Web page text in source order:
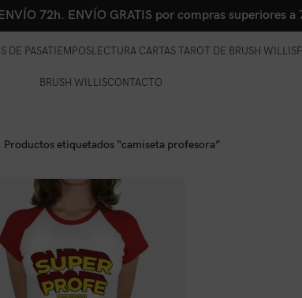
72h. ENVÍO GRATIS por compras superiores a
DE PASATIEMPOSLECTURA CARTAS TAROT DE BRUSH WILLIS
BRUSH WILLISCONTACTO
Productos etiquetados “camiseta profesora”